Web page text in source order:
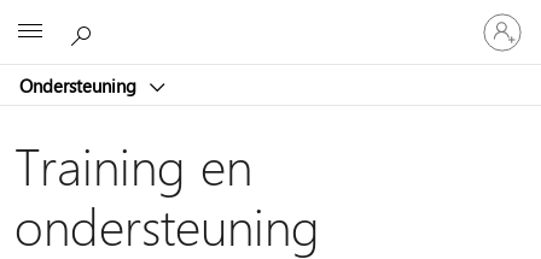
Ondersteuning
Meld
je
aan
je
Training en
ondersteuning